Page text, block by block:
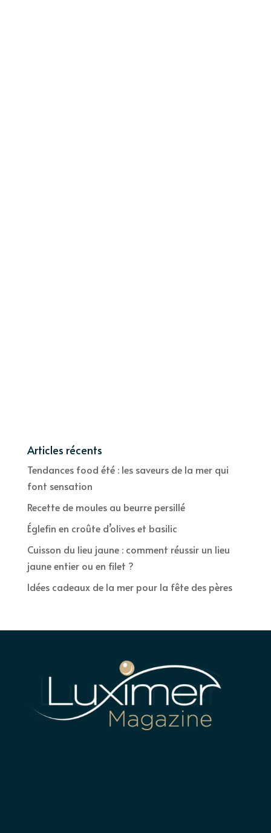
Articles récents
Tendances food été : les saveurs de la mer qui
font sensation
Recette de moules au beurre persillé
Églefin en croûte d’olives et basilic
Cuisson du lieu jaune : comment réussir un lieu
jaune entier ou en filet ?
Idées cadeaux de la mer pour la fête des pères